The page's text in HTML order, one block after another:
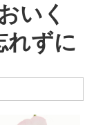
いく
れずに